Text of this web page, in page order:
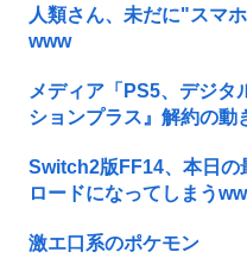
人類さん、未だに"スマ
www
メディア「PS5、デジタ
ションプラス』解約の動
Switch2版FF14、本日の
ロードになってしまう
激エ口系のポケモン